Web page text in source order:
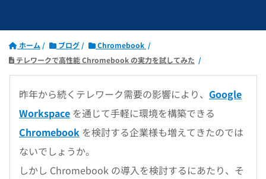
ホーム ブログ
Chromebook
テレワークで高性能 Chromebook の実力を試してみた
昨年から続くテレワーク需要の影響により、 Google
Workspace を通じて手軽に環境を構築できる
Chromebook を検討する企業様も増えてきたのでは
ないでしょうか。
しかし Chromebook の導入を検討するにあたり、そ